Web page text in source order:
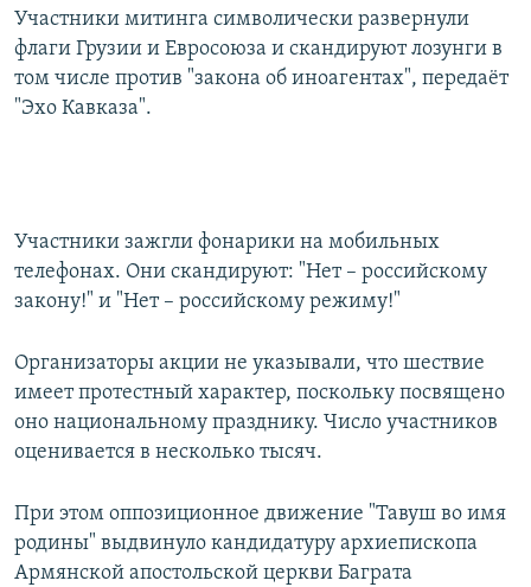
Участники митинга символически развернули
флаги Грузии и Евросоюза и скандируют лозунги в
том числе против "закона об иноагентах", передаёт
"Эхо Кавказа".
Участники зажгли фонарики на мобильных
телефонах. Они скандируют: "Нет – российскому
закону!" и "Нет – российскому режиму!"
Организаторы акции не указывали, что шествие
имеет протестный характер, поскольку посвящено
оно национальному празднику. Число участников
оценивается в несколько тысяч.
При этом оппозиционное движение "Тавуш во имя
родины" выдвинуло кандидатуру архиепископа
Армянской апостольской церкви Баграта